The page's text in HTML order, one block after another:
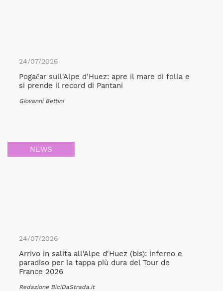
24/07/2026
Pogačar sull'Alpe d'Huez: apre il mare di folla e
si prende il record di Pantani
Giovanni Bettini
NEWS
24/07/2026
Arrivo in salita all'Alpe d'Huez (bis): inferno e
paradiso per la tappa più dura del Tour de
France 2026
Redazione BiciDaStrada.it